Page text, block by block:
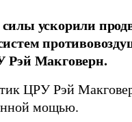
ускорили
Рэй Макговерн.
ЦРУ Рэй
мощью.